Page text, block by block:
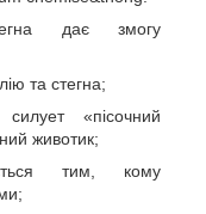
дає змогу
та стегна;
«пісочний
животик;
тим, кому